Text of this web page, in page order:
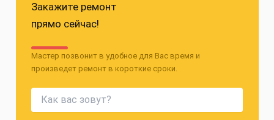
Закажите ремонт
прямо сейчас!
Мастер позвонит в удобное для Вас время и
произведет ремонт в короткие сроки.